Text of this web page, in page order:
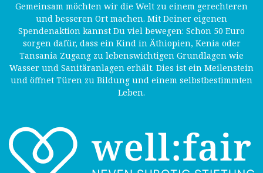
Gemeinsam möchten wir die Welt zu einem gerechteren
und besseren Ort machen. Mit Deiner eigenen
Spendenaktion kannst Du viel bewegen: Schon 50 Euro
sorgen dafür, dass ein Kind in Äthiopien, Kenia oder
Tansania Zugang zu lebenswichtigen Grundlagen wie
Wasser und Sanitäranlagen erhält. Dies ist ein Meilenstein
und öffnet Türen zu Bildung und einem selbstbestimmten
Leben.